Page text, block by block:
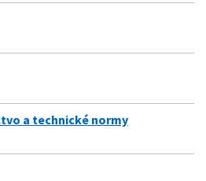
a technické normy